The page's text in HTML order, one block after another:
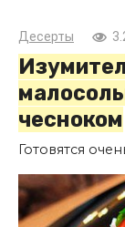
Десерты
чесноком
Готовятся